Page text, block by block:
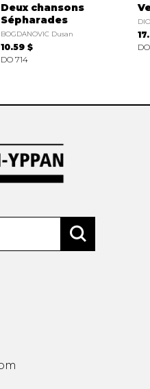
Deux chansons
Sépharades
BOGDANOVIC Dusan
10.59 $
DO 714